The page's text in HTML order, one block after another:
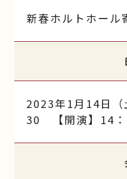
新春ホルトホール
2023年1月14日（
30 【開演】14